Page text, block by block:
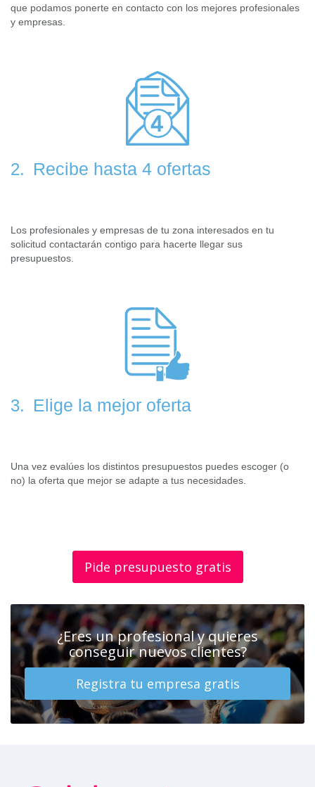
que podamos ponerte en contacto con los mejores profesionales
y empresas.
2. Recibe hasta 4 ofertas
Los profesionales y empresas de tu zona interesados en tu
solicitud contactarán contigo para hacerte llegar sus
presupuestos.
3. Elige la mejor oferta
Una vez evalúes los distintos presupuestos puedes escoger (o
no) la oferta que mejor se adapte a tus necesidades.
Pide presupuesto gratis
¿Eres un profesional y quieres
conseguir nuevos clientes?
Registra tu empresa gratis